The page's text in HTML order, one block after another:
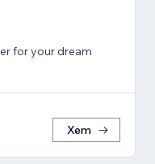
for your dream
Xem